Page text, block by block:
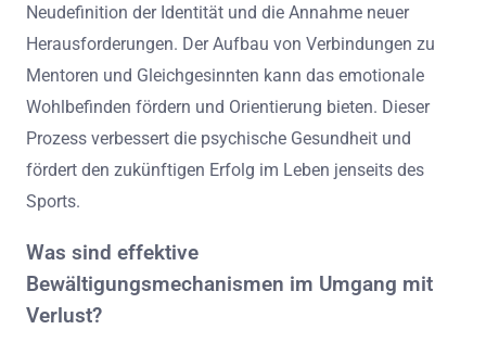
Neudefinition der Identität und die Annahme neuer
Herausforderungen. Der Aufbau von Verbindungen zu
Mentoren und Gleichgesinnten kann das emotionale
Wohlbefinden fördern und Orientierung bieten. Dieser
Prozess verbessert die psychische Gesundheit und
fördert den zukünftigen Erfolg im Leben jenseits des
Sports.
Was sind effektive
Bewältigungsmechanismen im Umgang mit
Verlust?